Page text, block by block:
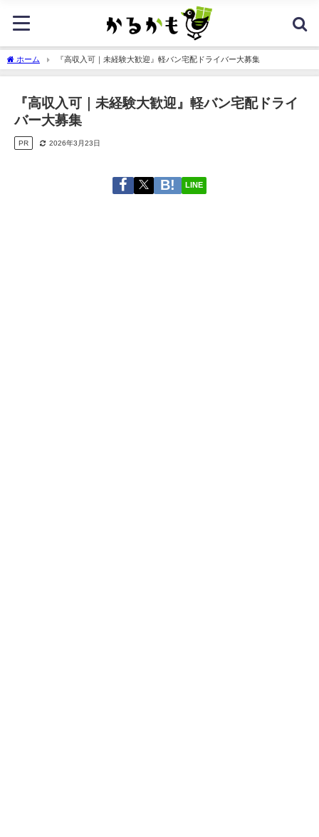
ホーム 『高収入可｜未経験大歓迎』軽バン宅配ドライバー大募集
『高収入可｜未経験大歓迎』軽バン宅配ドライ
バー大募集
PR 2026年3月23日
LINE